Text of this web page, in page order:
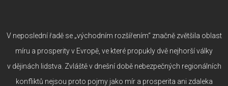
V neposlední řadě se „východním rozšířením“ značně zvětšila oblast
míru a prosperity v Evropě, ve které propukly dvě nejhorší války
v dějinách lidstva. Zvláště v dnešní době nebezpečných regionálních
konfliktů nejsou proto pojmy jako mír a prosperita ani zdaleka